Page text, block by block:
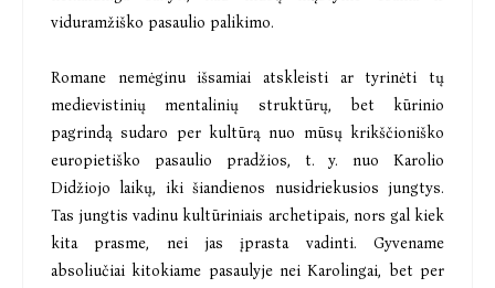
viduramžiško pasaulio palikimo.
Romane nemėginu išsamiai atskleisti ar tyrinėti tų
medievistinių mentalinių struktūrų, bet kūrinio
pagrindą sudaro per kultūrą nuo mūsų krikščioniško
europietiško pasaulio pradžios, t. y. nuo Karolio
Didžiojo laikų, iki šiandienos nusidriekusios jungtys.
Tas jungtis vadinu kultūriniais archetipais, nors gal kiek
kita prasme, nei jas įprasta vadinti. Gyvename
absoliučiai kitokiame pasaulyje nei Karolingai, bet per